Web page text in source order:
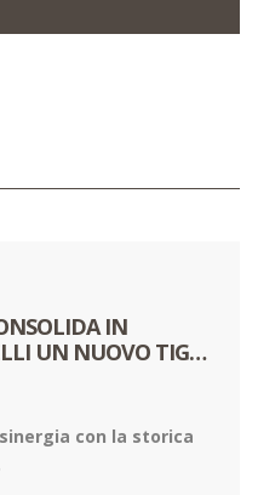
IN
UN NUOVO TIGRE
con la storica